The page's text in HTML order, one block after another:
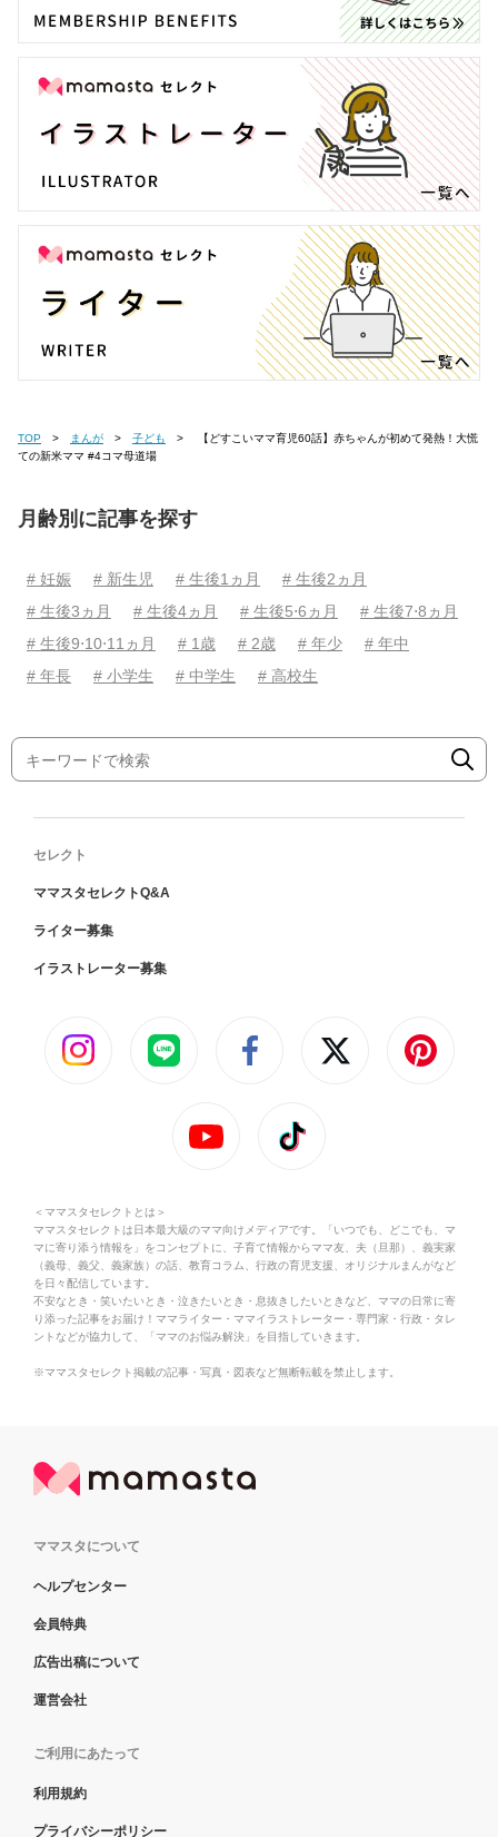
TOP まんが 子ども
ての新米ママ #4コマ母道場
月齢別に記事を探す
# 妊娠 # 新生児 # 生後1ヵ月
# 生後2ヵ月
# 生後3ヵ月
# 生後4ヵ月 # 生後5⋅6ヵ月
# 生後7⋅8ヵ月
# 生後9⋅10⋅11ヵ月
# 1歳 # 2歳 # 年少
# 年中
# 年長
# 小学生 # 中学生 # 高校生
セレクト
ママスタセレクトQ&A
ライター募集
イラストレーター募集
＜ママスタセレクトとは＞
ママスタセレクトは日本最大級のママ向けメディアです。「いつでも、どこでも、マ
マに寄り添う情報を」をコンセプトに、子育て情報からママ友、夫（旦那）、義実家
（義母、義父、義家族）の話、教育コラム、行政の育児支援、オリジナルまんがなど
を日々配信しています。
不安なとき・笑いたいとき・泣きたいとき・息抜きしたいときなど、ママの日常に寄
り添った記事をお届け！ママライター・ママイラストレーター・専門家・行政・タレ
ントなどが協力して、「ママのお悩み解決」を目指していきます。
※ママスタセレクト掲載の記事・写真・図表など無断転載を禁止します。
ママスタについて
ヘルプセンター
会員特典
広告出稿について
運営会社
ご利用にあたって
利用規約
プライバシーポリシー